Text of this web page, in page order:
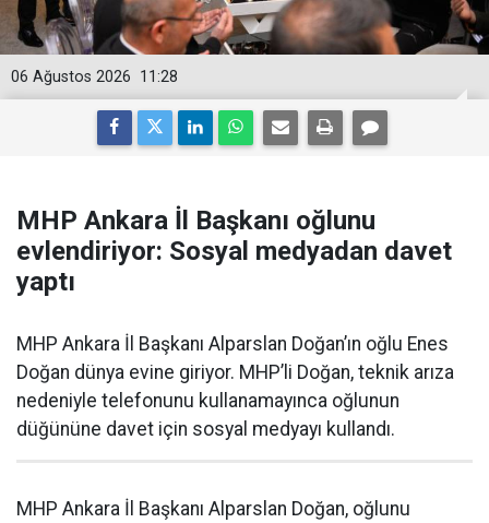
11:28
06 Ağustos 2026
MHP Ankara İl Başkanı oğlunu
evlendiriyor: Sosyal medyadan davet
yaptı
MHP Ankara İl Başkanı Alparslan Doğan’ın oğlu Enes
Doğan dünya evine giriyor. MHP’li Doğan, teknik arıza
nedeniyle telefonunu kullanamayınca oğlunun
düğününe davet için sosyal medyayı kullandı.
MHP Ankara İl Başkanı Alparslan Doğan, oğlunu